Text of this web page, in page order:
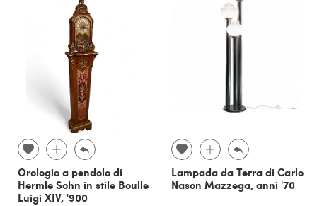
Orologio a pendolo di
Hermle Sohn in stile Boulle
Luigi XIV, '900
Lampada da Terra di Carlo
Nason Mazzega, anni '70